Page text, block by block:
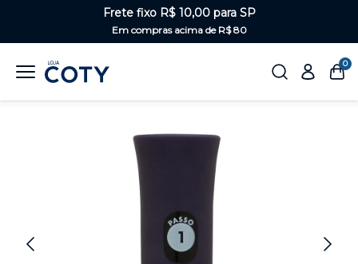
Frete fixo R$ 10,00 para SP
Em compras acima de R$ 80
0